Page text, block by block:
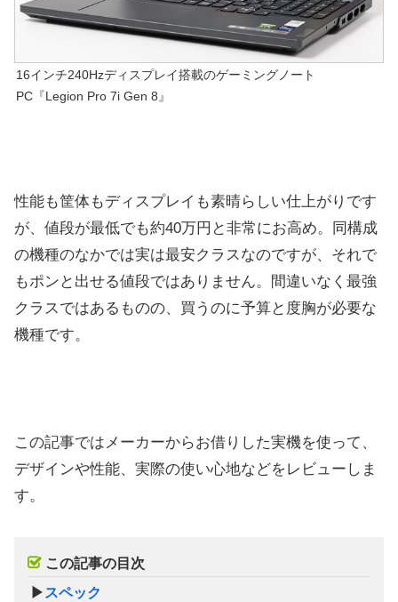
16インチ240Hzディスプレイ搭載のゲーミングノート
PC『Legion Pro 7i Gen 8』
性能も筐体もディスプレイも素晴らしい仕上がりです
が、値段が最低でも約40万円と非常にお高め。同構成
の機種のなかでは実は最安クラスなのですが、それで
もポンと出せる値段ではありません。間違いなく最強
クラスではあるものの、買うのに予算と度胸が必要な
機種です。
この記事ではメーカーからお借りした実機を使って、
デザインや性能、実際の使い心地などをレビューしま
す。
この記事の目次
▶ スペック